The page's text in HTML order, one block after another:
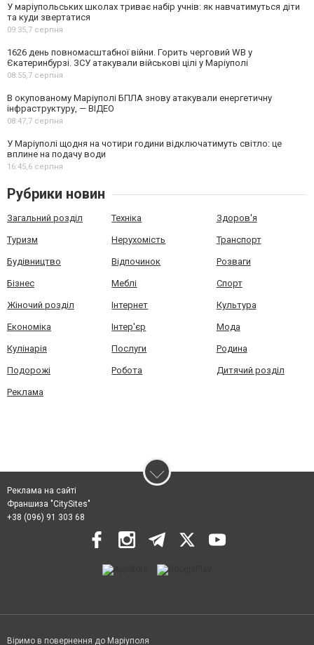
У маріупольських школах триває набір учнів: як навчатимуться діти
та куди звертатися
09:35,7 серпня
1626 день повномасштабної війни. Горить черговий WB у
Єкатеринбурзі. ЗСУ атакували військові цілі у Маріуполі
08:55,7 серпня
В окупованому Маріуполі БПЛА знову атакували енергетичну
інфраструктуру, — ВІДЕО
08:47,7 серпня
У Маріуполі щодня на чотири години відключатимуть світло: це
вплине на подачу води
16:45,6 серпня
Рубрики новин
Загальний розділ Техніка Здоров'я
Туризм Нерухомість Транспорт
Будівництво Відпочинок Розваги
Бізнес Меблі Спорт
Жіночий розділ Інтернет Культура
Економіка Інтер'єр Мода
Кулінарія Послуги Родина
Подорожі Робота Дитячий розділ
Реклама
Реклама на сайті
Франшиза "CitySites"
+38 (096) 91 303 68
Віримо в повернення до Маріуполя